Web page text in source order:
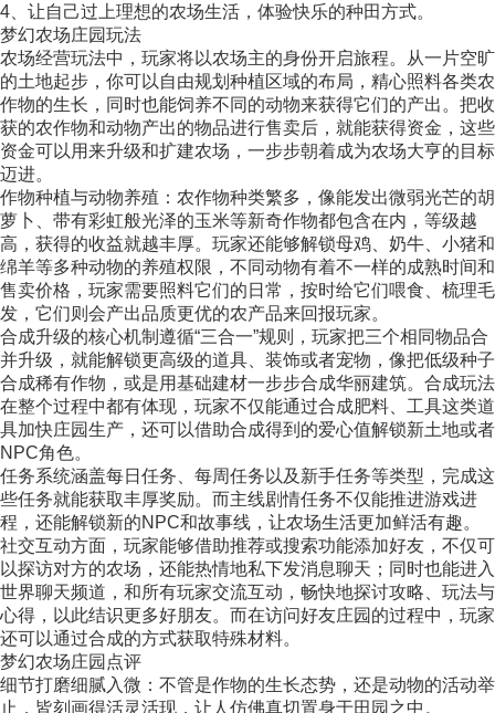
4、让自己过上理想的农场生活，体验快乐的种田方式。
梦幻农场庄园玩法
农场经营玩法中，玩家将以农场主的身份开启旅程。从一片空旷
的土地起步，你可以自由规划种植区域的布局，精心照料各类农
作物的生长，同时也能饲养不同的动物来获得它们的产出。把收
获的农作物和动物产出的物品进行售卖后，就能获得资金，这些
资金可以用来升级和扩建农场，一步步朝着成为农场大亨的目标
迈进。
作物种植与动物养殖：农作物种类繁多，像能发出微弱光芒的胡
萝卜、带有彩虹般光泽的玉米等新奇作物都包含在内，等级越
高，获得的收益就越丰厚。玩家还能够解锁母鸡、奶牛、小猪和
绵羊等多种动物的养殖权限，不同动物有着不一样的成熟时间和
售卖价格，玩家需要照料它们的日常，按时给它们喂食、梳理毛
发，它们则会产出品质更优的农产品来回报玩家。
合成升级的核心机制遵循“三合一”规则，玩家把三个相同物品合
并升级，就能解锁更高级的道具、装饰或者宠物，像把低级种子
合成稀有作物，或是用基础建材一步步合成华丽建筑。合成玩法
在整个过程中都有体现，玩家不仅能通过合成肥料、工具这类道
具加快庄园生产，还可以借助合成得到的爱心值解锁新土地或者
NPC角色。
任务系统涵盖每日任务、每周任务以及新手任务等类型，完成这
些任务就能获取丰厚奖励。而主线剧情任务不仅能推进游戏进
程，还能解锁新的NPC和故事线，让农场生活更加鲜活有趣。
社交互动方面，玩家能够借助推荐或搜索功能添加好友，不仅可
以探访对方的农场，还能热情地私下发消息聊天；同时也能进入
世界聊天频道，和所有玩家交流互动，畅快地探讨攻略、玩法与
心得，以此结识更多好朋友。而在访问好友庄园的过程中，玩家
还可以通过合成的方式获取特殊材料。
梦幻农场庄园点评
细节打磨细腻入微：不管是作物的生长态势，还是动物的活动举
止，皆刻画得活灵活现，让人仿佛真切置身于田园之中。